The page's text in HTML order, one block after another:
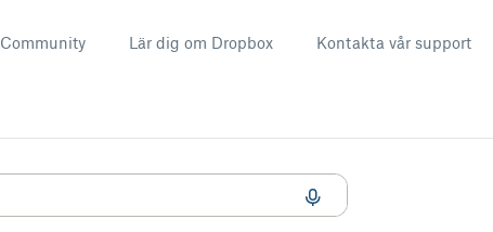
Community Lär dig om Dropbox Kontakta vår support